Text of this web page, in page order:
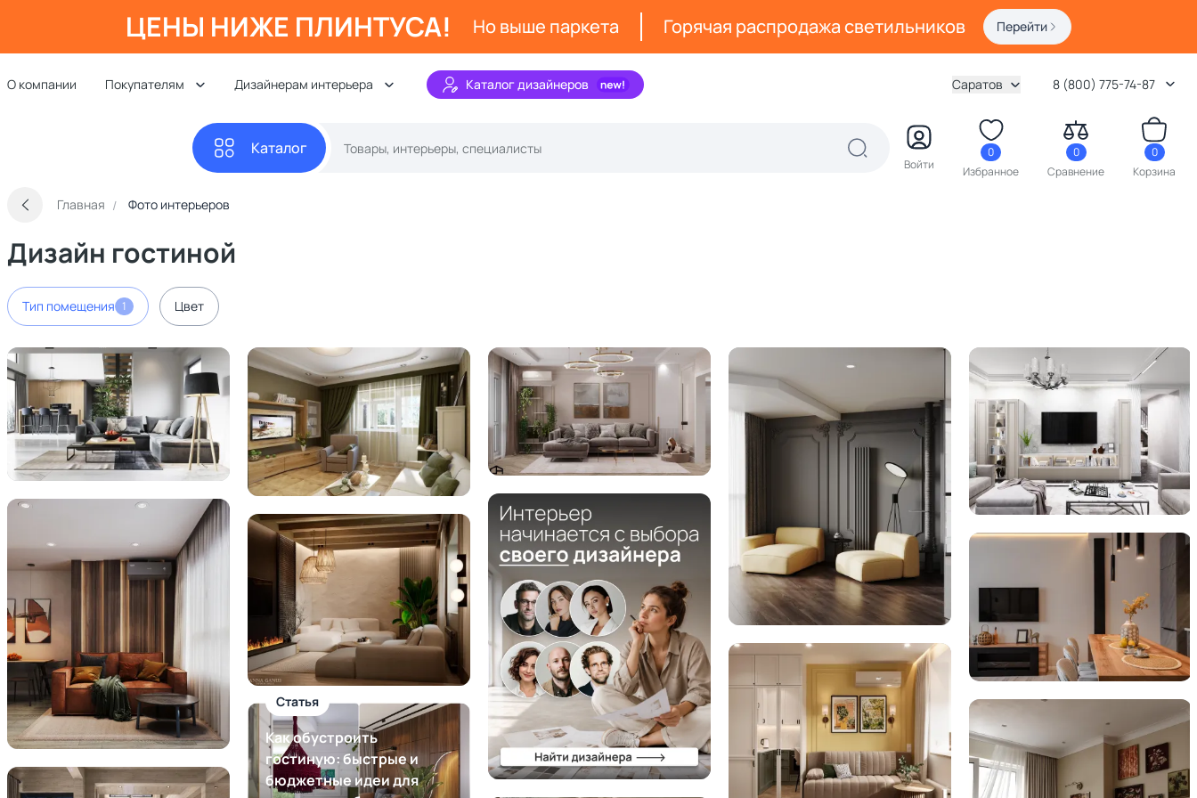
ЦЕНЫ НИЖЕ ПЛИНТУСА! Но выше паркета Горячая распродажа светильников Перейти
О компании Покупателям Дизайнерам интерьера Каталог дизайнеров Саратов 8 (800) 775-74-87
Каталог
Войти
0
Избранное
0
Сравнение
0
Корзина
Главная Фото интерьеров
Дизайн гостиной
Тип помещения 1 Цвет
Статья
Как обустроить
гостиную: быстрые и
бюджетные идеи для